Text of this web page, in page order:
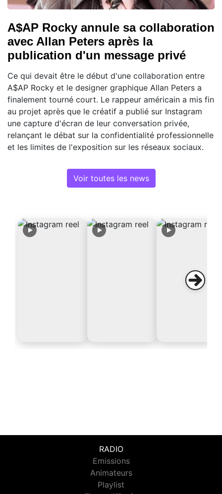
A$AP Rocky annule sa collaboration
avec Allan Peters après la
publication d'un message privé
Ce qui devait être le début d'une collaboration entre
A$AP Rocky et le designer graphique Allan Peters a
finalement tourné court. Le rappeur américain a mis fin
au projet après que le créatif a publié sur Instagram
une capture d'écran de leur conversation privée,
relançant le débat sur la confidentialité professionnelle
et les limites de l'exposition sur les réseaux sociaux.
Voir toutes les news
RADIO
Emissions
Animateurs
Playlist